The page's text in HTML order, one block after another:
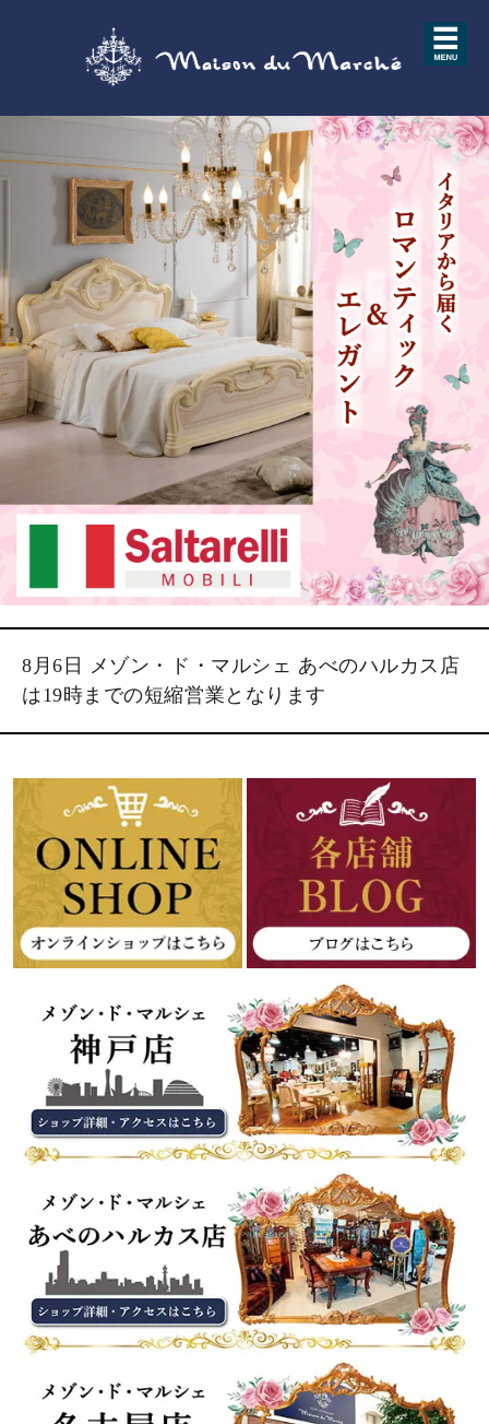
8月6日 メゾン・ド・マルシェ あべのハルカス店
は19時までの短縮営業となります